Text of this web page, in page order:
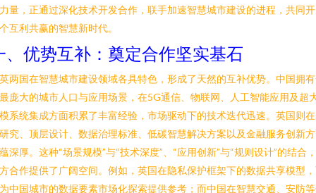
量，正通过深化技术开发合作，联手加速智慧城市建设的进程，共同
互利共赢的智慧新时代。
、优势互补：奠定合作坚实基石
两国在智慧城市建设领域各具特色，形成了天然的互补优势。中国拥
庞大的城市人口与应用场景，在5G通信、物联网、人工智能应用及超
系统集成方面积累了丰富经验，市场驱动下的技术迭代迅速。英国则
究、顶层设计、数据治理标准、低碳智慧解决方案以及金融服务创新
深厚。这种“场景规模”与“技术深度”、“应用创新”与“规则设计”的结合
合作提供了广阔空间。例如，英国在隐私保护框架下的数据共享模型
中国城市的数据要素市场化探索提供参考；而中国在智慧交通、安防